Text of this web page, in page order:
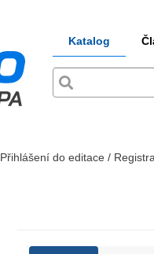
Katalog
Přihlášení do editace /